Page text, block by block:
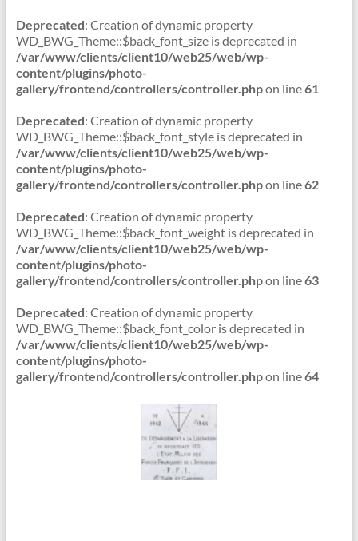
Deprecated: Creation of dynamic property
WD_BWG_Theme::$back_font_size is deprecated in
/var/www/clients/client10/web25/web/wp-
content/plugins/photo-
gallery/frontend/controllers/controller.phpon line61
Deprecated: Creation of dynamic property
WD_BWG_Theme::$back_font_style is deprecated in
/var/www/clients/client10/web25/web/wp-
content/plugins/photo-
gallery/frontend/controllers/controller.phpon line62
Deprecated: Creation of dynamic property
WD_BWG_Theme::$back_font_weight is deprecated in
/var/www/clients/client10/web25/web/wp-
content/plugins/photo-
gallery/frontend/controllers/controller.phpon line63
Deprecated: Creation of dynamic property
WD_BWG_Theme::$back_font_color is deprecated in
/var/www/clients/client10/web25/web/wp-
content/plugins/photo-
gallery/frontend/controllers/controller.phpon line64